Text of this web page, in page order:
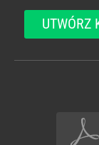
UTWÓRZ